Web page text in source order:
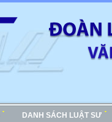
DANH SÁCH LUẬT SƯ